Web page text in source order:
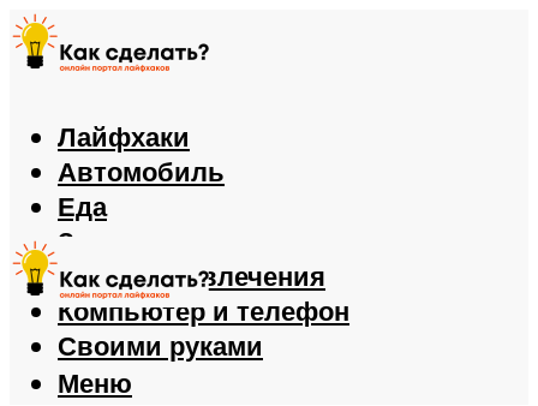
Лайфхаки
Автомобиль
Еда
Здоровье
Игры и развлечения
Компьютер и телефон
Своими руками
Меню